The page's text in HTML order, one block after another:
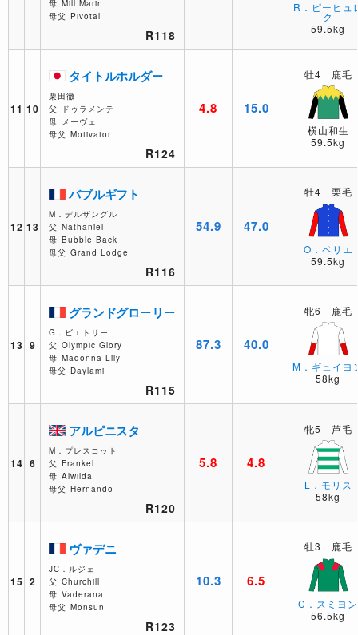
母 Mill Marin
母父 Pivotal
R118
R．ピーヒュ
ク
59.5kg
11 10
タイトルホルダー
栗田徹
父
ドゥラメンテ
母
メーヴェ
母父 Motivator
R124
4.8 15.0
牡4 鹿毛
横山和生
59.5kg
12 13
バブルギフト
M．デルザングル
父 Nathaniel
母 Bubble Back
母父 Grand Lodge
R116
54.9 47.0
牡4 栗毛
O．ペリエ
59.5kg
13 9
グランドグローリー
G．ビエトリーニ
父 Olympic Glory
母 Madonna Lily
母父 Daylami
R115
87.3 40.0
牝6 鹿毛
M．ギュイヨ
58kg
14 6
アルピニスタ
M．プレスコット
父 Frankel
母 Alwilda
母父 Hernando
R120
5.8 4.8
牝5 芦毛
L．モリス
58kg
15 2
ヴァデニ
JC．ルジェ
父 Churchill
母 Vaderana
母父 Monsun
R123
10.3 6.5
牡3 鹿毛
C．スミヨン
56.5kg